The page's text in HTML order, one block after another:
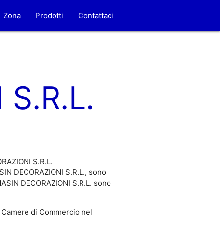
Zona Prodotti Contattaci
S.R.L.
DECORAZIONI S.R.L., sono
DECORAZIONI S.R.L. sono
di Commercio nel